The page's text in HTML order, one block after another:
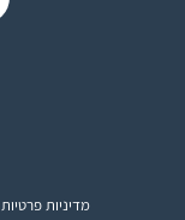
מדיניות פרטיות